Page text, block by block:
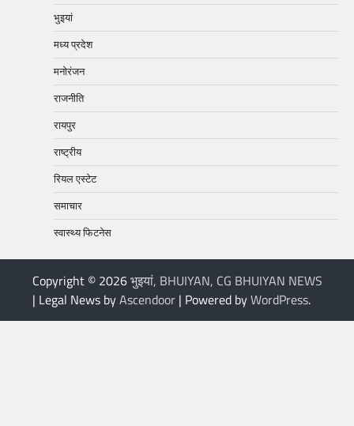
भुइयां
मध्य प्रदेश
मनोरंजन
राजनीति
रायपुर
राष्ट्रीय
रियल एस्टेट
समाचार
स्वास्थ्य फिटनेस
Copyright © 2026भुइयां, BHUIYAN, CG BHUIYAN NEWS
| Legal News byAscendoor| Powered byWordPress.